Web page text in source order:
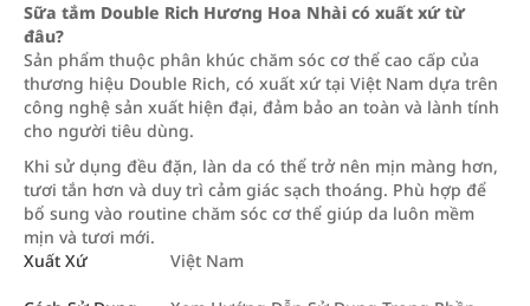
Sữa tắm Double Rich Hương Hoa Nhài có xuất xứ từ
đâu?
Sản phẩm thuộc phân khúc chăm sóc cơ thể cao cấp của
thương hiệu Double Rich, có xuất xứ tại Việt Nam dựa trên
công nghệ sản xuất hiện đại, đảm bảo an toàn và lành tính
cho người tiêu dùng.
Khi sử dụng đều đặn, làn da có thể trở nên mịn màng hơn,
tươi tắn hơn và duy trì cảm giác sạch thoáng. Phù hợp để
bổ sung vào routine chăm sóc cơ thể giúp da luôn mềm
mịn và tươi mới.
Xuất Xứ
Việt Nam